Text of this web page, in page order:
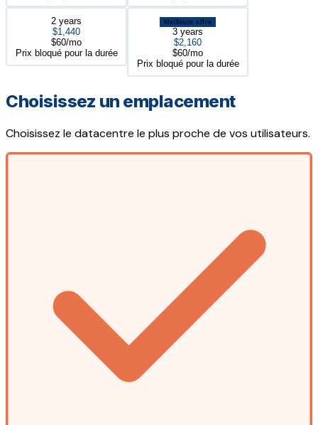
2 years
$1,440
$60/mo
Prix bloqué pour la durée
Meilleure offre
3 years
$2,160
$60/mo
Prix bloqué pour la durée
Choisissez un emplacement
Choisissez le datacentre le plus proche de vos utilisateurs.